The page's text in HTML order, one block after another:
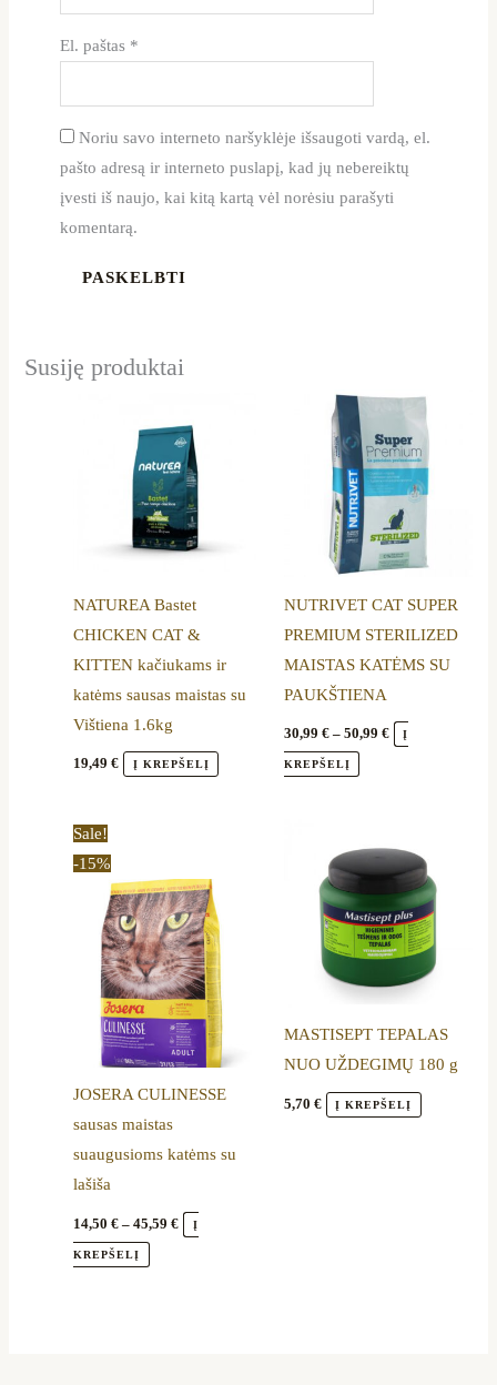
El. paštas *
Noriu savo interneto naršyklėje išsaugoti vardą, el.
pašto adresą ir interneto puslapį, kad jų nebereiktų
įvesti iš naujo, kai kitą kartą vėl norėsiu parašyti
komentarą.
Susiję produktai
NATUREA Bastet
CHICKEN CAT &
KITTEN kačiukams ir
katėms sausas maistas su
Vištiena 1.6kg
19,49€ Į KREPŠELĮ
NUTRIVET CAT SUPER
PREMIUM STERILIZED
MAISTAS KATĖMS SU
PAUKŠTIENA
30,99 € – 50,99 €
Price
30,99 €
through
50,99 €
Į
KREPŠELĮ
This
product
has
multiple
variants.
The
may
be
chosen
on
the
Sale!
-15%
JOSERA CULINESSE
sausas maistas
suaugusioms katėms su
lašiša
14,50€ – 45,59€
through
45,59 €
Į
KREPŠELĮ
has
multiple
variants.
The
options
may
be
chosen
on
the
page
MASTISEPT TEPALAS
NUO UŽDEGIMŲ 180 g
5,70 € Į KREPŠELĮ